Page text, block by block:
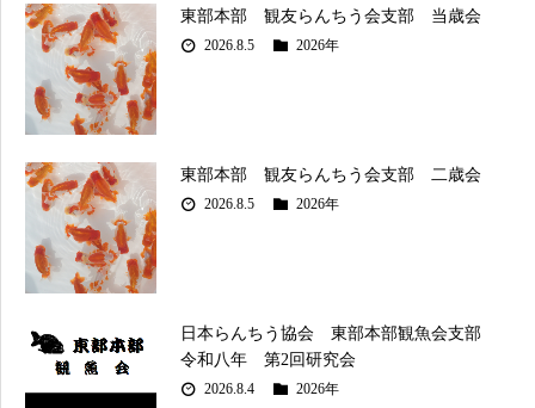
東部本部 観友らんちう会支部 当歳会
2026.8.5 2026年
東部本部 観友らんちう会支部 二歳会
2026.8.5 2026年
日本らんちう協会 東部本部観魚会支部
令和八年 第2回研究会
2026.8.4 2026年